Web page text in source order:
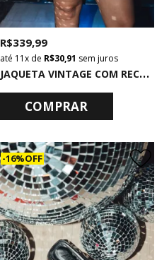
J
AQUETA VINTAGE COM RECORTES HARRY
R$ 339,99
11xde R$ 30,91 sem juros
COMPRAR
16% OFF